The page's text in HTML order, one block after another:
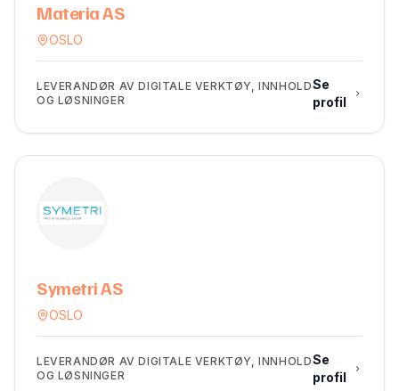
Materia AS
OSLO
LEVERANDØR AV DIGITALE VERKTØY, INNHOLD
OG LØSNINGER
Se
profil
Symetri AS
OSLO
LEVERANDØR AV DIGITALE VERKTØY, INNHOLD
OG LØSNINGER
Se
profil